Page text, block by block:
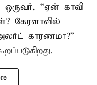
“ஏன் காவி
கேரளாவில்
காரணமா?”